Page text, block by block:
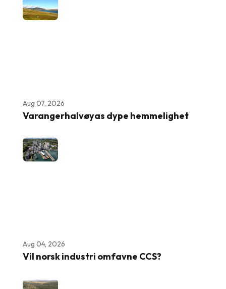
Aug 07, 2026
Varangerhalvøyas dype hemmelighet
Aug 04, 2026
Vil norsk industri omfavne CCS?